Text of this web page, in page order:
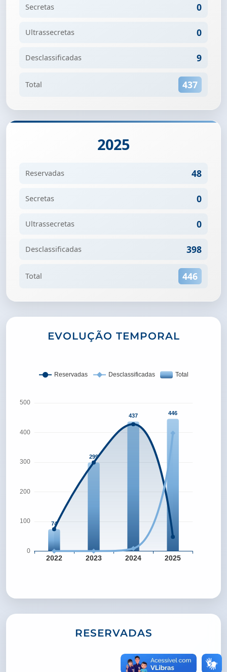
Secretas 0
Ultrassecretas 0
Desclassificadas 9
Total 437
2025
Reservadas 48
Secretas 0
Ultrassecretas 0
Desclassificadas 398
Total 446
EVOLUÇÃO TEMPORAL
RESERVADAS